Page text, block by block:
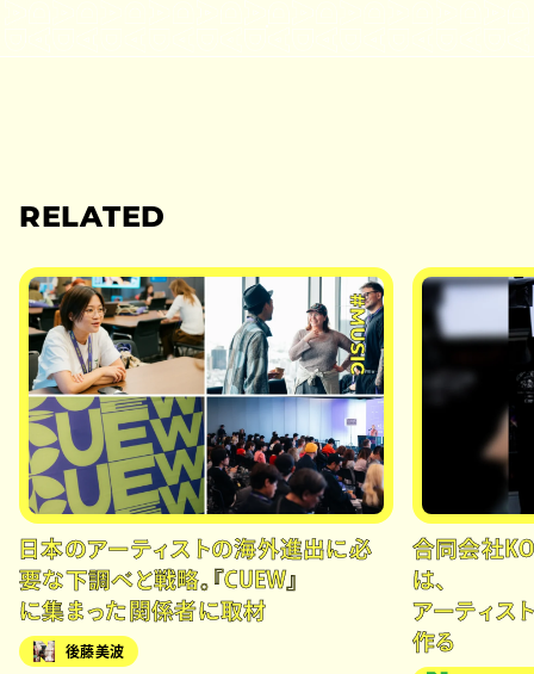
RELATED
#MUSIC
日本のアーティストの海外進出に必
要な下調べと戦略。『CUEW』
に集まった関係者に取材
後藤美波
合同会社
は、
アーティス
作る